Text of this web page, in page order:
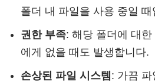
폴더 내 파일을 사용 중일 때
권한 부족: 해당 폴더에 대
에게 없을 때도 발생합니다.
손상된 파일 시스템 : 가끔 파